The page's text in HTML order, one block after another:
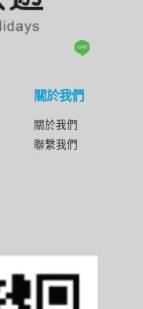
關於我們
關於我們
聯繫我們